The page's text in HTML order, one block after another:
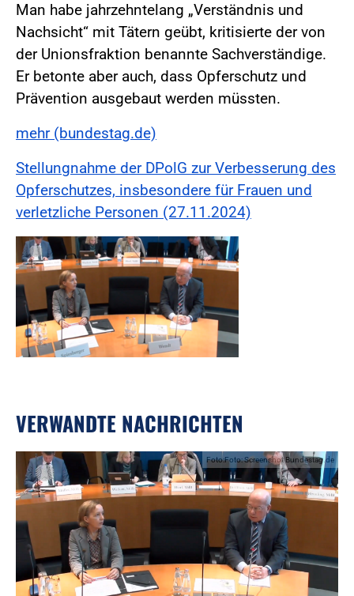
Man habe jahrzehntelang „Verständnis und
Nachsicht“ mit Tätern geübt, kritisierte der von
der Unionsfraktion benannte Sachverständige.
Er betonte aber auch, dass Opferschutz und
Prävention ausgebaut werden müssten.
mehr (bundestag.de)
Stellungnahme der DPolG zur Verbesserung des
Opferschutzes, insbesondere für Frauen und
verletzliche Personen (27.11.2024)
VERWANDTE NACHRICHTEN
Foto:Foto: Screenshot Bundestag.de